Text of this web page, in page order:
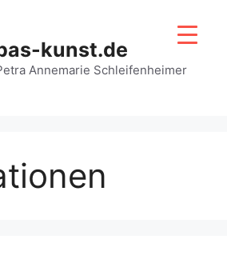
kunst.de
Annemarie Schleifenheimer